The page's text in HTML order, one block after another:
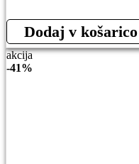
Dodaj v košarico
akcija
-41%